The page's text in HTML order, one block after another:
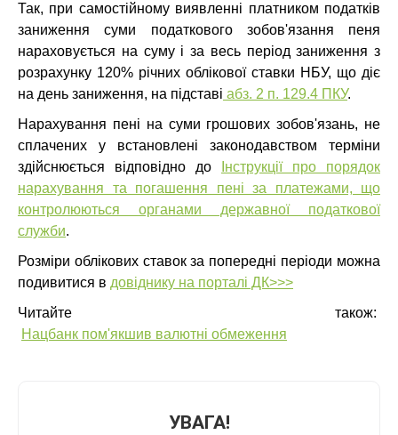
Так, при самостійному виявленні платником податків
заниження суми податкового зобов'язання пеня
нараховується на суму і за весь період заниження з
розрахунку 120% річних облікової ставки НБУ, що діє
на день заниження, на підставі абз. 2 п. 129.4 ПКУ.
Нарахування пені на суми грошових зобов'язань, не
сплачених у встановлені законодавством терміни
здійснюється відповідно до
Інструкції про порядок
нарахування та погашення пені за платежами, що
контролюються органами державної податкової
служби.
Розміри облікових ставок за попередні періоди можна
подивитися в довіднику на порталі ДК>>>
Читайте також:
Нацбанк пом'якшив валютні обмеження
УВАГА!